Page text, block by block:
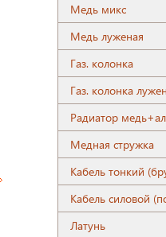
Медь микс
Медь луженая
Газ. колонка
Газ. колонка
Радиатор
Медная стружка
Кабель тонкий
Кабель силовой
Латунь